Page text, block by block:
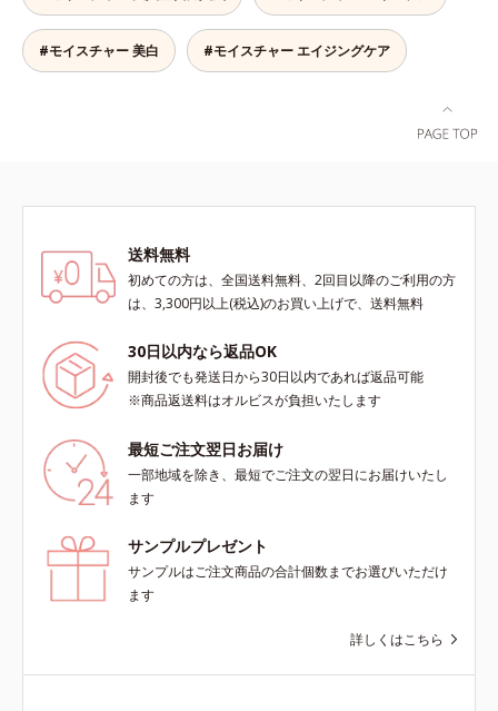
タミンC誘導体をはじめとした5種
の整肌成分(*1)から成る「ナノVCシ
ョットカプセル」を配合。カプセル
肌(*4)へと導きます。たっぷりの保
使いいただけます(*5)。*1 テトラ2-
ヘキシルデカン酸アスコルビル、天
然ビタミンE、イノシット、フィチ
脂質*2 角層内*3 うるおいによりキ
メを整えて毛穴を目立たなくする*4
洗浄による汚れの除去*5 すべての
ではありません※敏感肌対象パッチ
テスト済（すべての人に皮膚刺激が
おきないというわけではありませ
コンプレックス(*5）がアプロー
チ。ベタつかずみずみずしい使いご
こちでこわばった肌を解きほぐし、
に応じたお手入れ*2 加水分解コラ
おいと柔らかさを与える保湿成分
#モイスチャー 美白 #モイスチャー エイジングケア
送料無料
初めての方は、全国送料無料、2回目以降のご利用の方
は、3,300円以上(税込)のお買い上げで、送料無料
30日以内なら返品OK
開封後でも発送日から30日以内であれば返品可能
※商品返送料はオルビスが負担いたします
最短ご注文翌日お届け
一部地域を除き、最短でご注文の翌日にお届けいたし
ます
サンプルプレゼント
サンプルはご注文商品の合計個数までお選びいただけ
ます
詳しくはこちら